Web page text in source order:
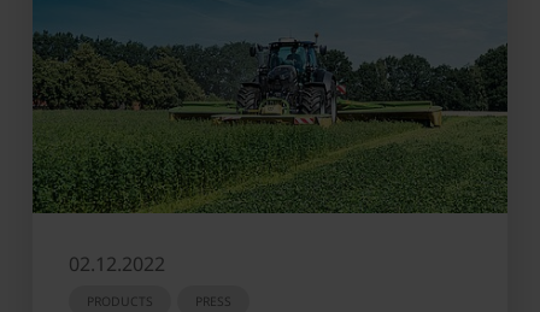
02.12.2022
PRODUCTS PRESS